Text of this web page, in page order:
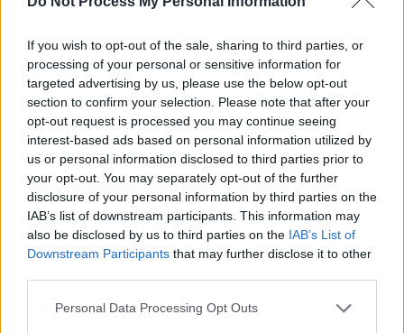
If you wish to opt-out of the sale, sharing to third parties, or
processing of your personal or sensitive information for
targeted advertising by us, please use the below opt-out
section to confirm your selection. Please note that after your
opt-out request is processed you may continue seeing
interest-based ads based on personal information utilized by
us or personal information disclosed to third parties prior to
your opt-out. You may separately opt-out of the further
disclosure of your personal information by third parties on the
IAB’s list of downstream participants. This information may
also be disclosed by us to third parties on the IAB’s List of
Downstream Participants that may further disclose it to other
Please note that this website/app uses one or more Google
Personal Data Processing Opt Outs
το κάναμε. Δεν είναι εφικτό, είναι
επικοινωνιακό, άρα δεν κάνουμε μια αίτηση
για να πάρουμε ένα «όχι». Κάνουμε την
προεργασία που πρέπει έτσι ώστε να
φτάσουμε, όταν οι πολιτικές συνθήκες είναι
εκεί, να μπορούμε να κάνουμε αίτηση
ένταξης με θετικό αποτέλεσμα.
Σπύρος Χαριτάτος: «Όταν συζητάτεμε την
ηγεσία επιτρέψτε μου, του ψευδοκράτους,
συζητάτε με την ηγεσία του ψευδοκράτους ή
με έναν άνθρωπο του Προέδρου Ερντογάν;»
Νίκος Χριστοδουλίδης: «Μιλώ με τον ηγέτη